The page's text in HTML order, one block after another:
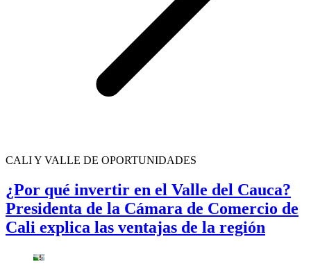
CALI Y VALLE DE OPORTUNIDADES
¿Por qué invertir en el Valle del Cauca?
Presidenta de la Cámara de Comercio de
Cali explica las ventajas de la región